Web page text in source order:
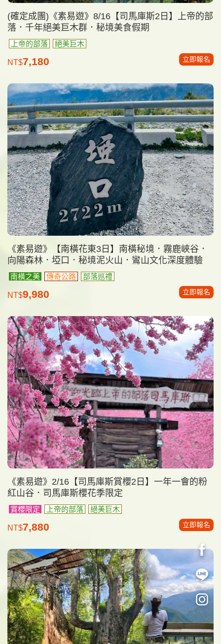
(確定成團)《素易遊》8/16【司馬庫斯2日】上帝的部
落．千年絕美巨木群．秘境美食假期
上帝的部落 絕美巨木
NT$7,180 立即報名
《素易遊》【南橫花東3日】南橫秘境．霧鹿峽谷．
向陽森林．埡口．秘境泥火山．鸞山文化深度體驗
南橫之美 傳奇公路 部落巡禮
NT$9,980 立即報名
《素易遊》2/16【司馬庫斯賞櫻2日】一年一會的粉
紅山谷．司馬庫斯櫻花季限定
賞櫻限定 上帝的部落 絕美巨木
NT$7,880 立即報名